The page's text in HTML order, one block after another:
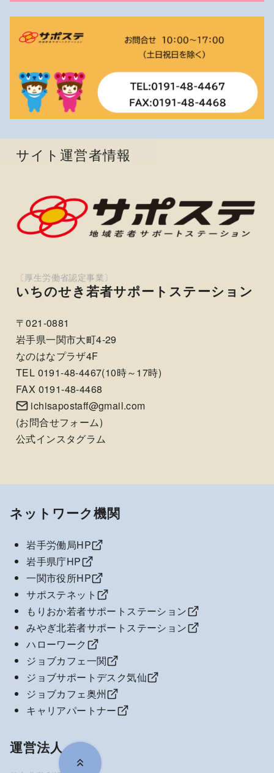
サイト運営者情報
いちのせき若者サポートステーション
〒021-0881
岩手県一関市大町4-29
なのはなプラザ4F
TEL 0191-48-4467(10時～17時)
FAX 0191-48-4468
ichisapostaff@gmail.com
(お問合せフォーム)
公式インスタグラム
ネットワーク機関
岩手労働局HP
岩手県庁HP
一関市役所HP
サポステネット
もりおか若者サポートステーション
みやぎ北若者サポートステーション
ハローワーク
ジョブカフェ一関
ジョブサポートデスク気仙
ジョブカフェ奥州
キャリアパートナー
運営法人